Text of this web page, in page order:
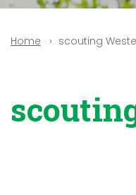
Home scouting